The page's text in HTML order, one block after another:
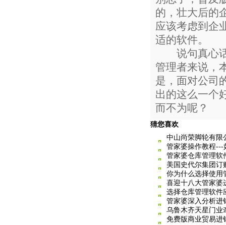
的，壮大后的
应该考虑到企
适的软件。
说句真心话
管理者来说，
是，面对公司
出的这么一个
而不为呢？
猜您喜欢
中山尚荣脚轮有限
管家婆操作教程---
管家婆仓库管理软
美国史代尔集团订
你为什么选择使用
喜迎十八大管家婆
选择仓库管理软件
管家婆深入分析进
乌鲁木齐天星门业
免费版商业贸易进